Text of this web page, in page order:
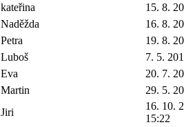
kateřina
15. 8.
Naděžda
16. 8.
Petra
19. 8.
Luboš
7. 5.
Eva
20. 7.
Martin
29. 5.
Jiri
16. 10.
15:22